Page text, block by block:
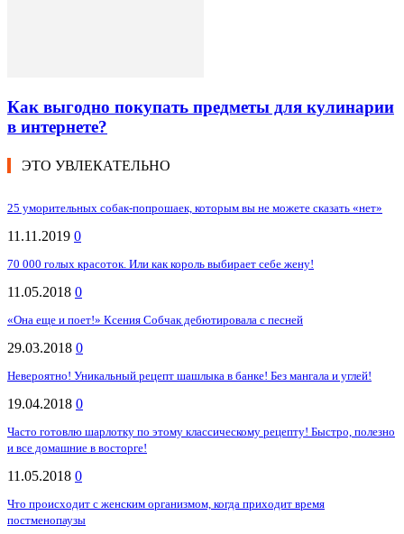
Как выгодно покупать предметы для кулинарии
в интернете?
ЭТО УВЛЕКАТЕЛЬНО
25 уморительных собак-попрошаек, которым вы не можете сказать «нет»
11.11.2019 0
70 000 голых красоток. Или как король выбирает себе жену!
11.05.2018 0
«Она еще и поет!» Ксения Собчак дебютировала с песней
29.03.2018 0
Невероятно! Уникальный рецепт шашлыка в банке! Без мангала и углей!
19.04.2018 0
Часто готовлю шарлотку по этому классическому рецепту! Быстро, полезно
и все домашние в восторге!
11.05.2018 0
Что происходит с женским организмом, когда приходит время
постменопаузы